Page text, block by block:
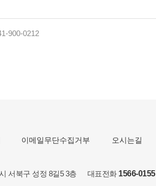
900-0212
이메일무단수집거부 오시는길
서북구 성정 8길5 3층 대표전화 1566-0155